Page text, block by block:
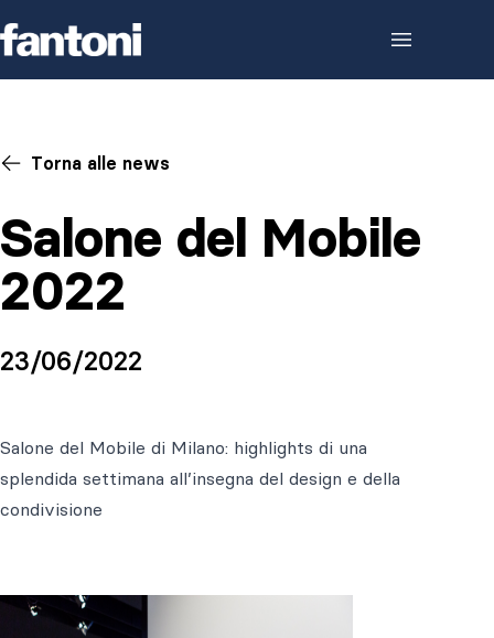
Torna alle news
Salone del Mobile
2022
23/06/2022
Salone del Mobile di Milano: highlights di una
splendida settimana all’insegna del design e della
condivisione